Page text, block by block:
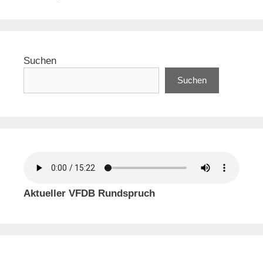
Suchen
Suchen
Aktueller VFDB Rundspruch